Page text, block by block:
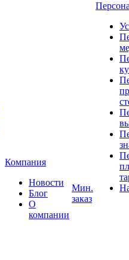
Компания
Новости
Блог
О
компании
Мин.
заказ